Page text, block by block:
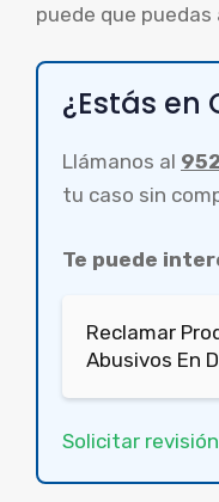
puede que puedas
¿Estás en
Llámanos al
tu caso sin
Te puede
Reclamar
Abusivos En
Solicitar